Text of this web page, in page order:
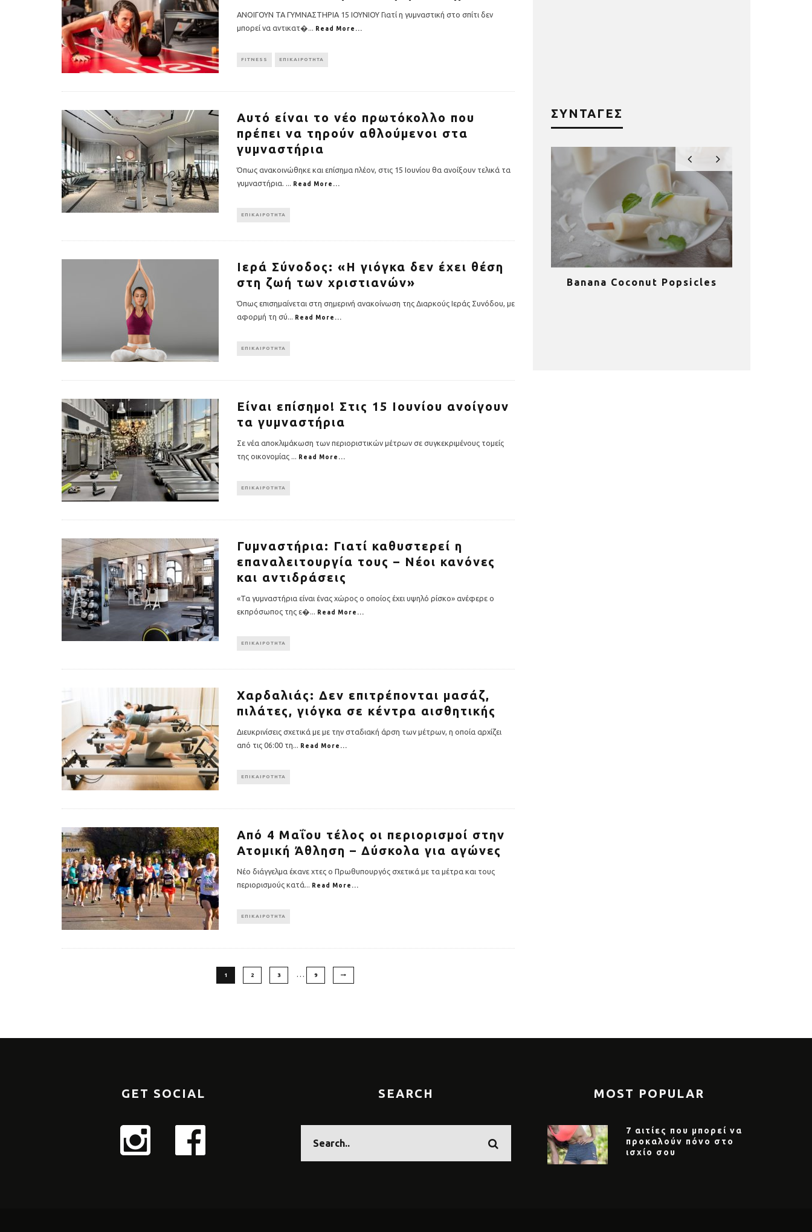
ΑΝΟΙΓΟΥΝ ΤΑ ΓΥΜΝΑΣΤΗΡΙΑ 15 ΙΟΥΝΙΟΥ Γιατί η γυμναστική στο σπίτι δεν
μπορεί να αντικατ�... Read More...
FITNESS ΕΠΙΚΑΙΡΟΤΗΤΑ
Αυτό είναι το νέο πρωτόκολλο που
πρέπει να τηρούν αθλούμενοι στα
γυμναστήρια
Όπως ανακοινώθηκε και επίσημα πλέον, στις 15 Ιουνίου θα ανοίξουν τελικά τα
γυμναστήρια. ... Read More...
ΕΠΙΚΑΙΡΟΤΗΤΑ
Ιερά Σύνοδος: «Η γιόγκα δεν έχει θέση
στη ζωή των χριστιανών»
Όπως επισημαίνεται στη σημερινή ανακοίνωση της Διαρκούς Ιεράς Συνόδου, με
αφορμή τη σύ... Read More...
ΕΠΙΚΑΙΡΟΤΗΤΑ
Είναι επίσημο! Στις 15 Ιουνίου ανοίγουν
τα γυμναστήρια
Σε νέα αποκλιμάκωση των περιοριστικών μέτρων σε συγκεκριμένους τομείς
της οικονομίας ... Read More...
ΕΠΙΚΑΙΡΟΤΗΤΑ
Γυμναστήρια: Γιατί καθυστερεί η
επαναλειτουργία τους – Νέοι κανόνες
και αντιδράσεις
«Τα γυμναστήρια είναι ένας χώρος ο οποίος έχει υψηλό ρίσκο» ανέφερε ο
εκπρόσωπος της ε�... Read More...
ΕΠΙΚΑΙΡΟΤΗΤΑ
Χαρδαλιάς: Δεν επιτρέπονται μασάζ,
πιλάτες, γιόγκα σε κέντρα αισθητικής
Διευκρινίσεις σχετικά με με την σταδιακή άρση των μέτρων, η οποία αρχίζει
από τις 06:00 τη... Read More...
ΕΠΙΚΑΙΡΟΤΗΤΑ
Από 4 Μαΐου τέλος οι περιορισμοί στην
Ατομική Άθληση – Δύσκολα για αγώνες
Νέο διάγγελμα έκανε χτες ο Πρωθυπουργός σχετικά με τα μέτρα και τους
περιορισμούς κατά... Read More...
ΕΠΙΚΑΙΡΟΤΗΤΑ
1 2 3 … 9
ΣΥΝΤΑΓΕΣ
Υγιεινό κέικ λεμονιού με
παπαρουνόσπορο και μύρτιλα
Οι 4 πιο λαχταριστές βελουτέ
5 γρήγορα και υγιεινά σνακ Banana Coconut Popsicles
GET SOCIAL SEARCH MOST POPULAR
7 αιτίες που μπορεί να
προκαλούν πόνο στο
ισχίο σου